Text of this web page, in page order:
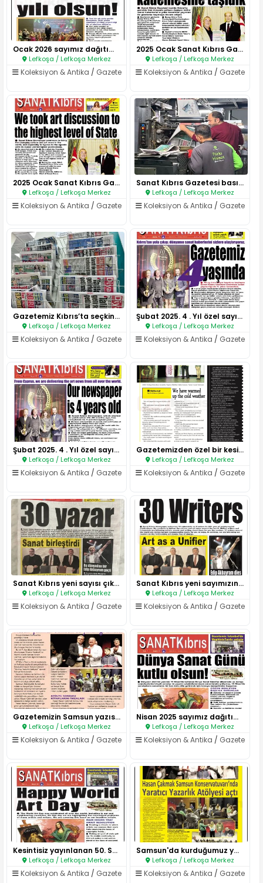
Ocak 2026 sayımız dağıtıma haz..
Lefkoşa / Lefkoşa Merkez
Koleksiyon & Antika / Gazete
2025 Ocak Sanat Kıbrıs Gazetes..
Lefkoşa / Lefkoşa Merkez
Koleksiyon & Antika / Gazete
2025 Ocak Sanat Kıbrıs Gazetes..
Lefkoşa / Lefkoşa Merkez
Koleksiyon & Antika / Gazete
Sanat Kıbrıs Gazetesi basımınd..
Lefkoşa / Lefkoşa Merkez
Koleksiyon & Antika / Gazete
Gazetemiz Kıbrıs’ta seçkin YAY..
Lefkoşa / Lefkoşa Merkez
Koleksiyon & Antika / Gazete
Şubat 2025. 4 . Yıl özel sayıs..
Lefkoşa / Lefkoşa Merkez
Koleksiyon & Antika / Gazete
Şubat 2025. 4 . Yıl özel sayıs..
Lefkoşa / Lefkoşa Merkez
Koleksiyon & Antika / Gazete
Gazetemizden özel bir kesit..
Lefkoşa / Lefkoşa Merkez
Koleksiyon & Antika / Gazete
Sanat Kıbrıs yeni sayısı çıktı..
Lefkoşa / Lefkoşa Merkez
Koleksiyon & Antika / Gazete
Sanat Kıbrıs yeni sayımızın in..
Lefkoşa / Lefkoşa Merkez
Koleksiyon & Antika / Gazete
Gazetemizin Samsun yazısından ..
Lefkoşa / Lefkoşa Merkez
Koleksiyon & Antika / Gazete
Nisan 2025 sayımız dağıtıma çı..
Lefkoşa / Lefkoşa Merkez
Koleksiyon & Antika / Gazete
Kesintisiz yayınlanan 50. Say..
Lefkoşa / Lefkoşa Merkez
Koleksiyon & Antika / Gazete
Samsun'da kurduğumuz yazarlık ..
Lefkoşa / Lefkoşa Merkez
Koleksiyon & Antika / Gazete